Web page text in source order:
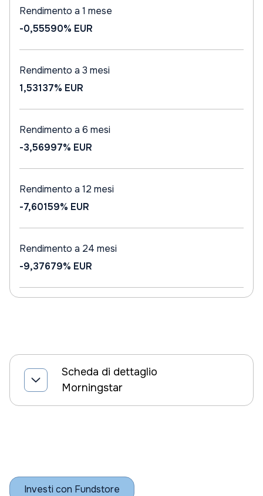
Rendimento a 1 mese
-0,55590% EUR
Rendimento a 3 mesi
1,53137% EUR
Rendimento a 6 mesi
-3,56997% EUR
Rendimento a 12 mesi
-7,60159% EUR
Rendimento a 24 mesi
-9,37679% EUR
Scheda di dettaglio
Morningstar
Investi con Fundstore